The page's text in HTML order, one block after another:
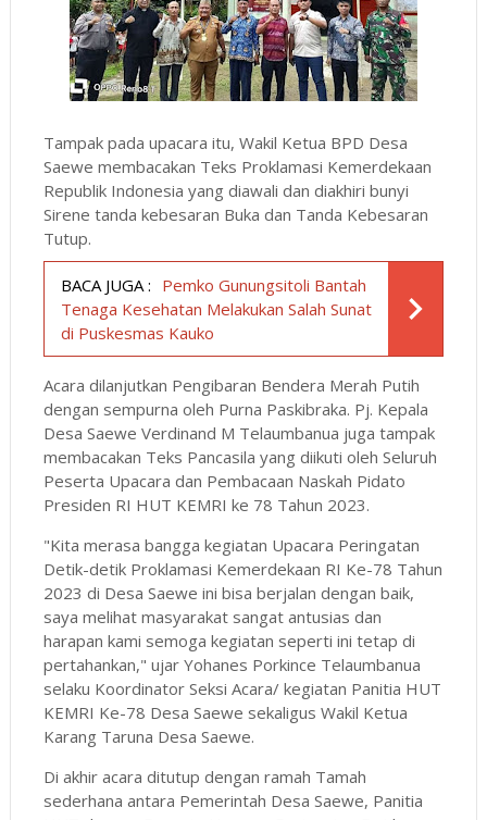
Tampak pada upacara itu, Wakil Ketua BPD Desa
Saewe membacakan Teks Proklamasi Kemerdekaan
Republik Indonesia yang diawali dan diakhiri bunyi
Sirene tanda kebesaran Buka dan Tanda Kebesaran
Tutup.
BACA JUGA : Pemko Gunungsitoli Bantah
Tenaga Kesehatan Melakukan Salah Sunat
di Puskesmas Kauko
Acara dilanjutkan Pengibaran Bendera Merah Putih
dengan sempurna oleh Purna Paskibraka. Pj. Kepala
Desa Saewe Verdinand M Telaumbanua juga tampak
membacakan Teks Pancasila yang diikuti oleh Seluruh
Peserta Upacara dan Pembacaan Naskah Pidato
Presiden RI HUT KEMRI ke 78 Tahun 2023.
"Kita merasa bangga kegiatan Upacara Peringatan
Detik-detik Proklamasi Kemerdekaan RI Ke-78 Tahun
2023 di Desa Saewe ini bisa berjalan dengan baik,
saya melihat masyarakat sangat antusias dan
harapan kami semoga kegiatan seperti ini tetap di
pertahankan," ujar Yohanes Porkince Telaumbanua
selaku Koordinator Seksi Acara/ kegiatan Panitia HUT
KEMRI Ke-78 Desa Saewe sekaligus Wakil Ketua
Karang Taruna Desa Saewe.
Di akhir acara ditutup dengan ramah Tamah
sederhana antara Pemerintah Desa Saewe, Panitia